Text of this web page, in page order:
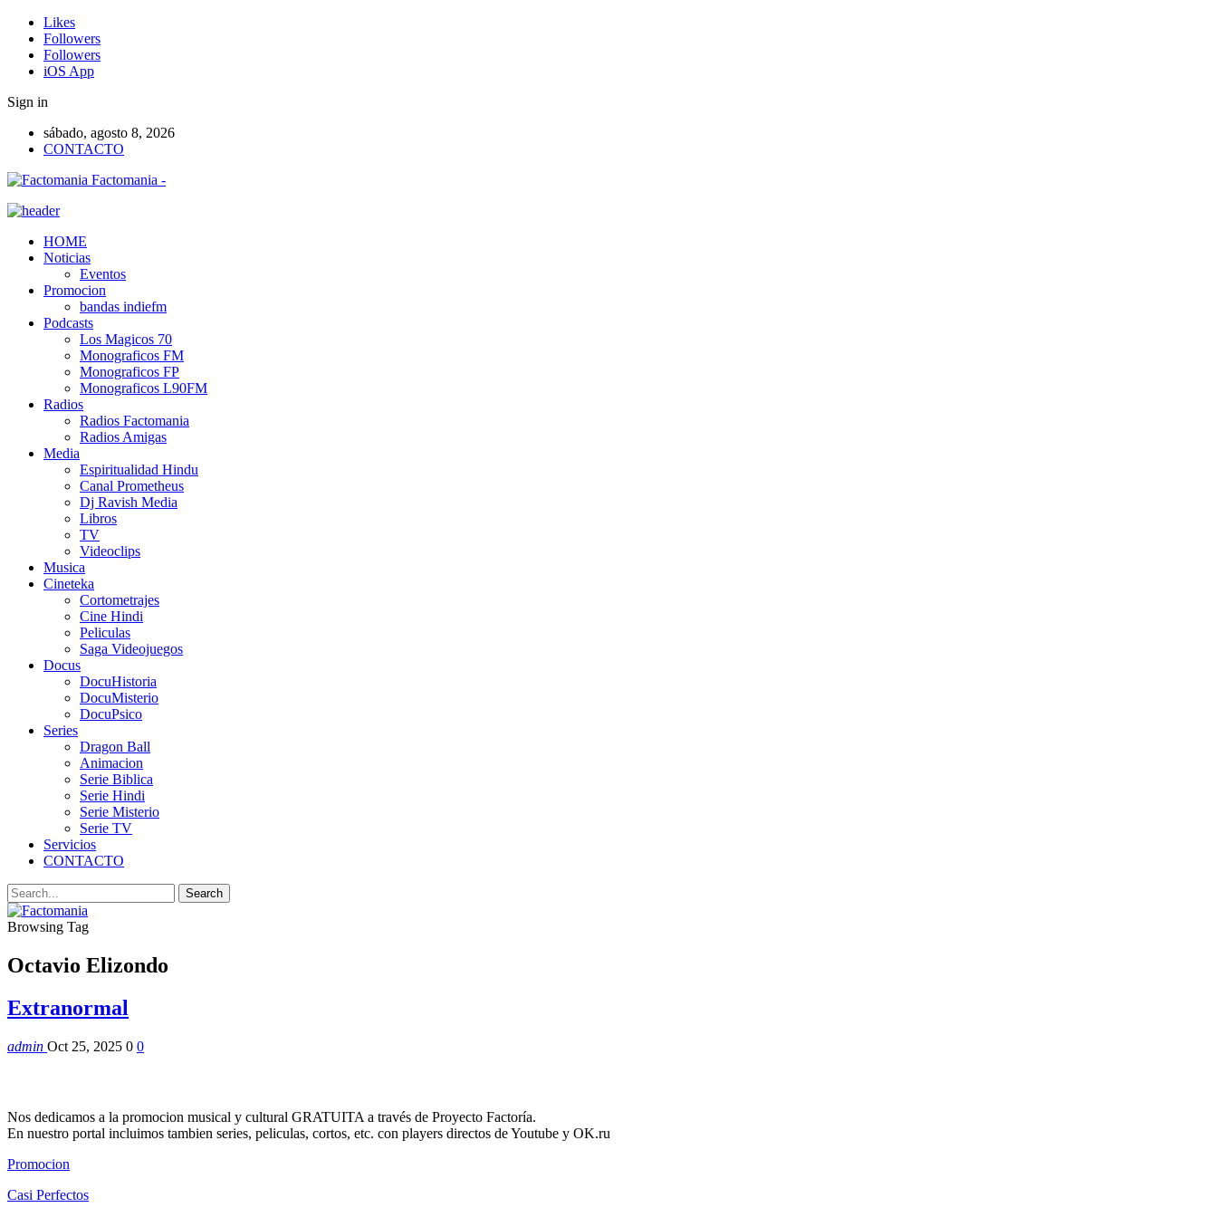
Likes
Followers
Followers
iOS App
Sign in
sábado, agosto 8, 2026
CONTACTO
Factomania -
HOME
Noticias
Eventos
Promocion
bandas indiefm
Podcasts
Los Magicos 70
Monograficos FM
Monograficos FP
Monograficos L90FM
Radios
Radios Factomania
Radios Amigas
Media
Espiritualidad Hindu
Canal Prometheus
Dj Ravish Media
Libros
TV
Videoclips
Musica
Cineteka
Cortometrajes
Cine Hindi
Peliculas
Saga Videojuegos
Docus
DocuHistoria
DocuMisterio
DocuPsico
Series
Dragon Ball
Animacion
Serie Biblica
Serie Hindi
Serie Misterio
Serie TV
Servicios
CONTACTO
Browsing Tag
Octavio Elizondo
Extranormal
admin Oct 25, 2025 0 0
Nos dedicamos a la promocion musical y cultural GRATUITA a través de Proyecto Factoría.
En nuestro portal incluimos tambien series, peliculas, cortos, etc. con players directos de Youtube y OK.ru
Promocion
Casi Perfectos